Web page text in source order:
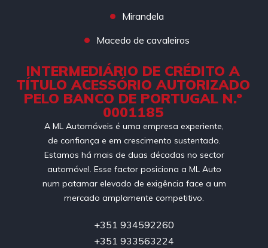
Mirandela
Macedo de cavaleiros
INTERMEDIÁRIO DE CRÉDITO A
TÍTULO ACESSÓRIO AUTORIZADO
PELO BANCO DE PORTUGAL N.º
0001185
A ML Automóveis é uma empresa experiente,
de confiança e em crescimento sustentado.
Estamos há mais de duas décadas no sector
automóvel. Esse factor posiciona a ML Auto
num patamar elevado de exigência face a um
mercado amplamente competitivo.
+351 934592260
+351 933563224